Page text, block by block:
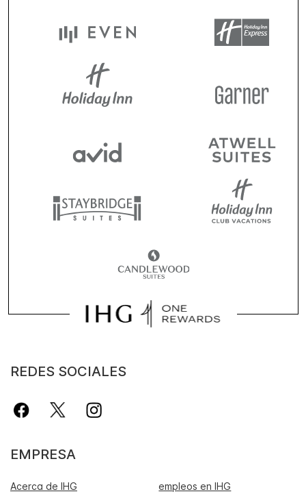
REDES SOCIALES
EMPRESA
Acerca de IHG
empleos en IHG